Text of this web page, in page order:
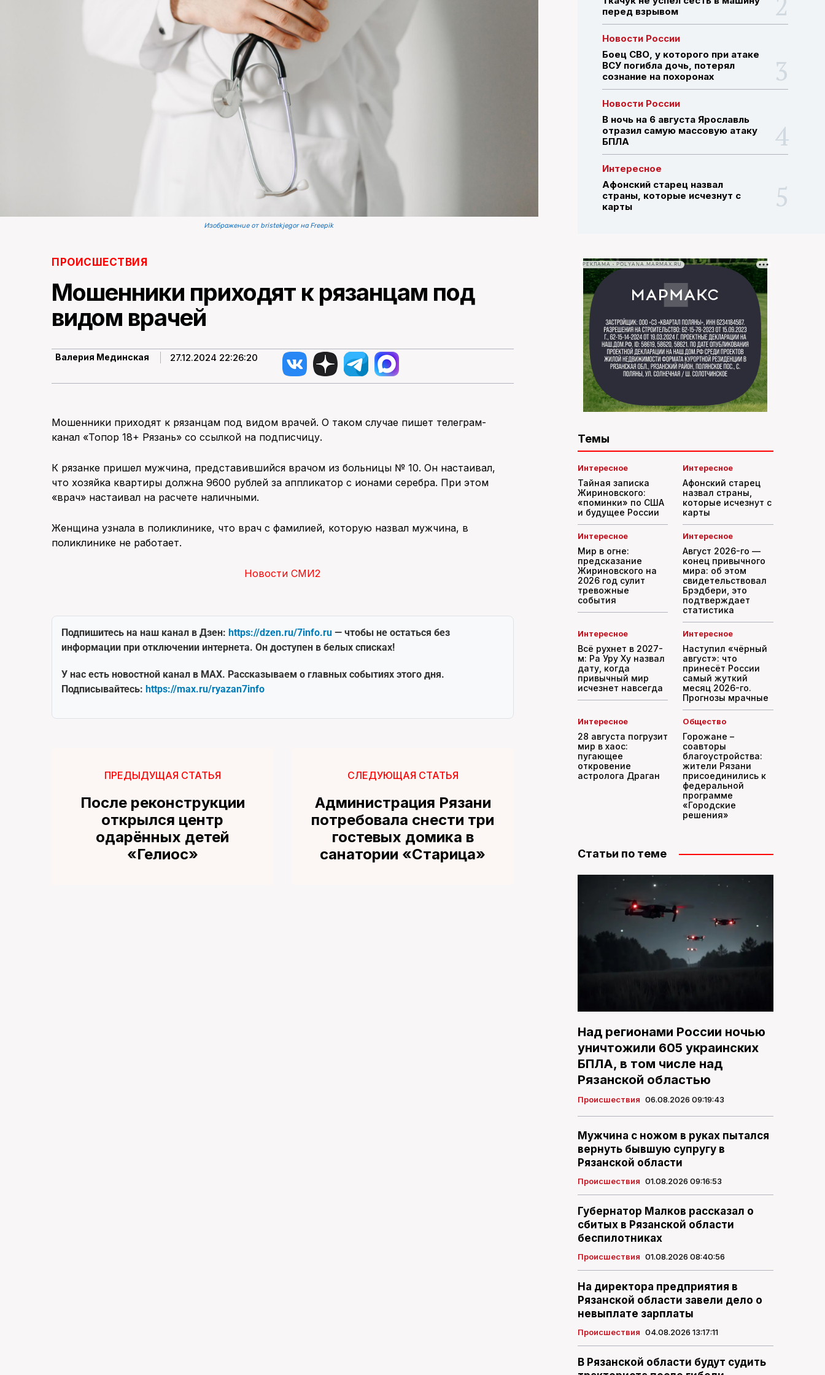
ПОИСК ПО САЙТУ
Изображение от bristekjegor на Freepik
ПРОИСШЕСТВИЯ
Мошенники приходят к рязанцам под
видом врачей
Валерия Мединская 27.12.2024 22:26:20
Мошенники приходят к рязанцам под видом врачей. О таком случае пишет телеграм-
канал «Топор 18+ Рязань» со ссылкой на подписчицу.
К рязанке пришел мужчина, представившийся врачом из больницы № 10. Он настаивал,
что хозяйка квартиры должна 9600 рублей за аппликатор с ионами серебра. При этом
«врач» настаивал на расчете наличными.
Женщина узнала в поликлинике, что врач с фамилией, которую назвал мужчина, в
поликлинике не работает.
Новости СМИ2
Подпишитесь на наш канал в Дзен: https://dzen.ru/7info.ru — чтобы не остаться без
информации при отключении интернета. Он доступен в белых списках!
У нас есть новостной канал в MAX. Рассказываем о главных событиях этого дня.
Подписывайтесь: https://max.ru/ryazan7info
ПРЕДЫДУЩАЯ СТАТЬЯ
После реконструкции
открылся центр
одарённых детей
«Гелиос»
СЛЕДУЮЩАЯ СТАТЬЯ
Администрация Рязани
потребовала снести три
гостевых домика в
санатории «Старица»
перед взрывом
Новости России
Боец СВО, у которого при атаке
ВСУ погибла дочь, потерял
сознание на похоронах
Новости России
В ночь на 6 августа Ярославль
отразил самую массовую атаку
БПЛА
Интересное
Афонский старец назвал
страны, которые исчезнут с
карты
РЕКЛАМА • POLYANA.MARMAX.RU
Темы
Интересное
Тайная записка
Жириновского:
«поминки» по США
и будущее России
Интересное
Афонский старец
назвал страны,
которые исчезнут с
карты
Интересное
Мир в огне:
предсказание
Жириновского на
2026 год сулит
тревожные
события
Интересное
Август 2026-го —
конец привычного
мира: об этом
свидетельствовал
Брэдбери, это
подтверждает
статистика
Интересное
Всё рухнет в 2027-
м: Ра Уру Ху назвал
дату, когда
привычный мир
исчезнет навсегда
Интересное
Наступил «чёрный
август»: что
принесёт России
самый жуткий
месяц 2026-го.
Прогнозы мрачные
Интересное
28 августа погрузит
мир в хаос:
пугающее
откровение
астролога Драган
Общество
Горожане –
соавторы
благоустройства:
жители Рязани
присоединились к
федеральной
программе
«Городские
решения»
Статьи по теме
Над регионами России ночью
уничтожили 605 украинских
БПЛА, в том числе над
Рязанской областью
Происшествия 06.08.2026 09:19:43
Мужчина с ножом в руках пытался
вернуть бывшую супругу в
Рязанской области
Происшествия 01.08.2026 09:16:53
Губернатор Малков рассказал о
сбитых в Рязанской области
беспилотниках
Происшествия 01.08.2026 08:40:56
На директора предприятия в
Рязанской области завели дело о
невыплате зарплаты
Происшествия 04.08.2026 13:17:11
В Рязанской области будут судить